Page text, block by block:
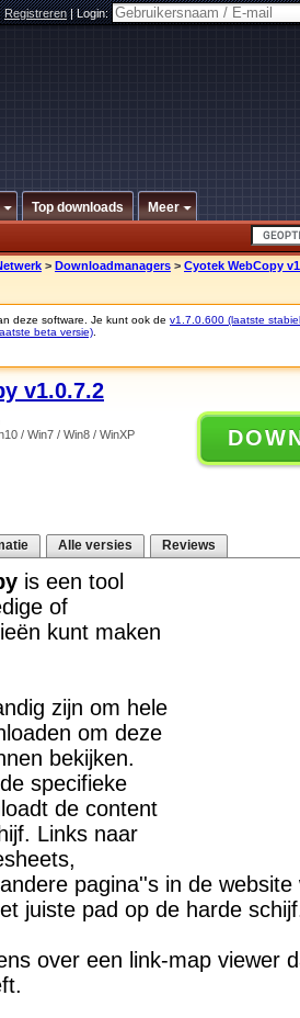
Registreren|Login:
Top downloads Meer
> Downloadmanagers > Cyotek WebCopy
deze software. Je kunt ook de v1.7.0.600 (laatste
beta versie)
v1.0.7.2
/ Win7 / Win8 / WinXP
Alle versies Reviews
is een tool
of
kunt maken
zijn om hele
om deze
bekijken.
specifieke
de content
Links naar
pagina''s in de
juiste pad op de harde
over een link-map viewer